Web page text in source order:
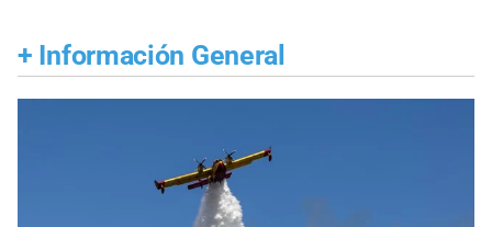
+ Información General